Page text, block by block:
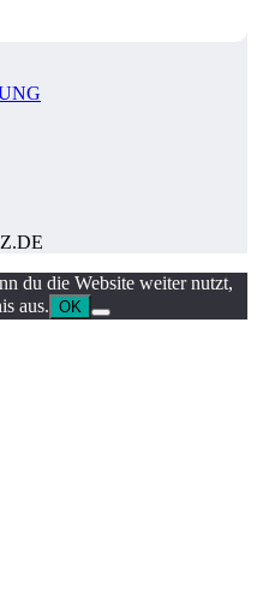
du die Website weiter nutzt,
aus. OK